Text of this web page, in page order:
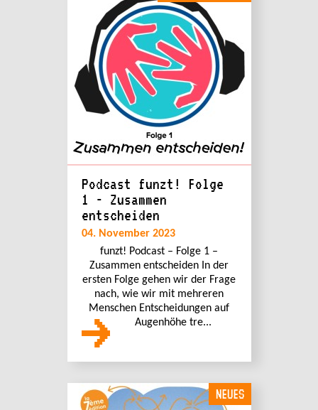
Podcast funzt! Folge
1 - Zusammen
entscheiden
04. November 2023
funzt! Podcast – Folge 1 –
Zusammen entscheiden In der
ersten Folge gehen wir der Frage
nach, wie wir mit mehreren
Menschen Entscheidungen auf
Augenhöhe tre...
NEUES